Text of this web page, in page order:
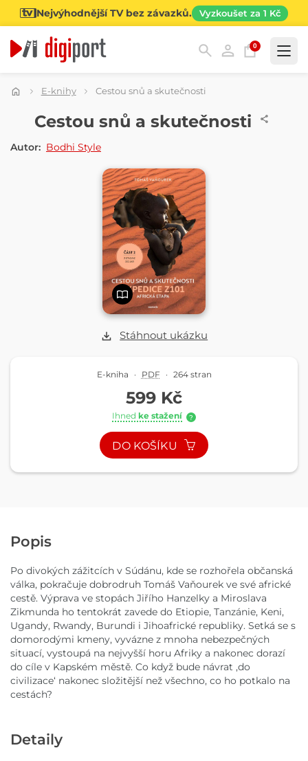
Nejvýhodnější TV bez závazků. Vyzkoušet za 1 Kč
0
Kategorie
E-knihy Cestou snů a skutečnosti
Stáhnout ukázku
E-KNIHACestou snů a skutečnosti
Autor: Bodhi Style
E-kniha · PDF · 264 stran
599 Kč
Ihned ke stažení ?
DO KOŠÍKU
Popis
Po divokých zážitcích v Súdánu, kde se rozhořela občanská
válka, pokračuje dobrodruh Tomáš Vaňourek ve své africké
cestě. Výprava ve stopách Jiřího Hanzelky a Miroslava
Zikmunda ho tentokrát zavede do Etiopie, Tanzánie, Keni,
Ugandy, Rwandy, Burundi i Jihoafrické republiky. Setká se s
domorodými kmeny, vyvázne z mnoha nebezpečných
situací, vystoupá na nejvyšší horu Afriky a nakonec dorazí
do cíle v Kapském městě. Co když bude návrat ,do
civilizace‘ nakonec složitější než všechno, co ho potkalo na
cestách?
Detaily